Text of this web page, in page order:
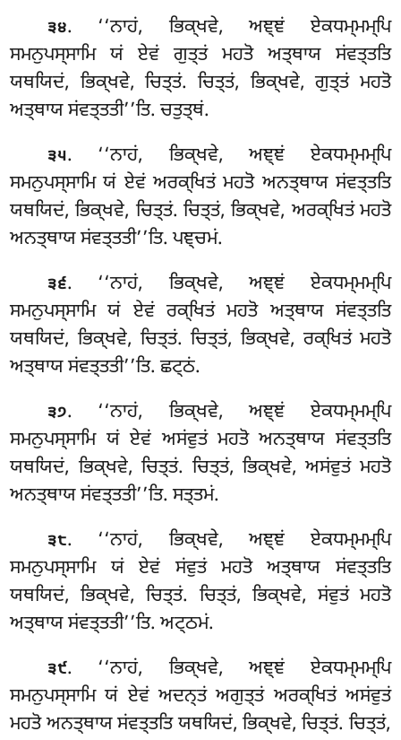
੩੪. ‘‘ਨਾਹਂ, ਭਿਕ੍ਖਵੇ, ਅਞ੍ਞਂ ਏਕਧਮ੍ਮਮ੍ਪਿ
ਸਮਨੁਪਸ੍ਸਾਮਿ ਯਂ ਏਵਂ ਗੁਤ੍ਤਂਮਹਤੋ ਅਤ੍ਥਾਯ ਸਂਵਤ੍ਤਤਿ
ਯਥਯਿਦਂ, ਭਿਕ੍ਖਵੇ, ਚਿਤ੍ਤਂ. ਚਿਤ੍ਤਂ, ਭਿਕ੍ਖਵੇ, ਗੁਤ੍ਤਂ ਮਹਤੋ
ਅਤ੍ਥਾਯ ਸਂਵਤ੍ਤਤੀ’’ਤਿ. ਚਤੁਤ੍ਥਂ.
੩੫. ‘‘ਨਾਹਂ, ਭਿਕ੍ਖਵੇ, ਅਞ੍ਞਂ ਏਕਧਮ੍ਮਮ੍ਪਿ
ਸਮਨੁਪਸ੍ਸਾਮਿ ਯਂ ਏਵਂ ਅਰਕ੍ਖਿਤਂ ਮਹਤੋ ਅਨਤ੍ਥਾਯ ਸਂਵਤ੍ਤਤਿ
ਯਥਯਿਦਂ, ਭਿਕ੍ਖਵੇ, ਚਿਤ੍ਤਂ. ਚਿਤ੍ਤਂ, ਭਿਕ੍ਖਵੇ, ਅਰਕ੍ਖਿਤਂ ਮਹਤੋ
ਅਨਤ੍ਥਾਯ ਸਂਵਤ੍ਤਤੀ’’ਤਿ. ਪਞ੍ਚਮਂ.
੩੬. ‘‘ਨਾਹਂ, ਭਿਕ੍ਖਵੇ, ਅਞ੍ਞਂ ਏਕਧਮ੍ਮਮ੍ਪਿ
ਸਮਨੁਪਸ੍ਸਾਮਿ ਯਂ ਏਵਂ ਰਕ੍ਖਿਤਂ ਮਹਤੋ ਅਤ੍ਥਾਯ ਸਂਵਤ੍ਤਤਿ
ਯਥਯਿਦਂ, ਭਿਕ੍ਖਵੇ, ਚਿਤ੍ਤਂ. ਚਿਤ੍ਤਂ, ਭਿਕ੍ਖਵੇ, ਰਕ੍ਖਿਤਂ ਮਹਤੋ
ਅਤ੍ਥਾਯ ਸਂਵਤ੍ਤਤੀ’’ਤਿ. ਛਟ੍ਠਂ.
੩੭. ‘‘ਨਾਹਂ, ਭਿਕ੍ਖਵੇ, ਅਞ੍ਞਂ ਏਕਧਮ੍ਮਮ੍ਪਿ
ਸਮਨੁਪਸ੍ਸਾਮਿ ਯਂ ਏਵਂ ਅਸਂਵੁਤਂ ਮਹਤੋ ਅਨਤ੍ਥਾਯ ਸਂਵਤ੍ਤਤਿ
ਯਥਯਿਦਂ, ਭਿਕ੍ਖਵੇ, ਚਿਤ੍ਤਂ. ਚਿਤ੍ਤਂ, ਭਿਕ੍ਖਵੇ, ਅਸਂਵੁਤਂ ਮਹਤੋ
ਅਨਤ੍ਥਾਯ ਸਂਵਤ੍ਤਤੀ’’ਤਿ. ਸਤ੍ਤਮਂ.
੩੮. ‘‘ਨਾਹਂ, ਭਿਕ੍ਖਵੇ, ਅਞ੍ਞਂ ਏਕਧਮ੍ਮਮ੍ਪਿ
ਸਮਨੁਪਸ੍ਸਾਮਿ ਯਂ ਏਵਂ ਸਂਵੁਤਂ ਮਹਤੋ ਅਤ੍ਥਾਯ ਸਂਵਤ੍ਤਤਿ
ਯਥਯਿਦਂ, ਭਿਕ੍ਖਵੇ, ਚਿਤ੍ਤਂ. ਚਿਤ੍ਤਂ, ਭਿਕ੍ਖਵੇ, ਸਂਵੁਤਂ ਮਹਤੋ
ਅਤ੍ਥਾਯ ਸਂਵਤ੍ਤਤੀ’’ਤਿ. ਅਟ੍ਠਮਂ.
੩੯. ‘‘ਨਾਹਂ, ਭਿਕ੍ਖਵੇ, ਅਞ੍ਞਂ ਏਕਧਮ੍ਮਮ੍ਪਿ
ਸਮਨੁਪਸ੍ਸਾਮਿ ਯਂ ਏਵਂ ਅਦਨ੍ਤਂ ਅਗੁਤ੍ਤਂ ਅਰਕ੍ਖਿਤਂ ਅਸਂਵੁਤਂ
ਮਹਤੋ ਅਨਤ੍ਥਾਯ ਸਂਵਤ੍ਤਤਿ ਯਥਯਿਦਂ, ਭਿਕ੍ਖਵੇ, ਚਿਤ੍ਤਂ. ਚਿਤ੍ਤਂ,